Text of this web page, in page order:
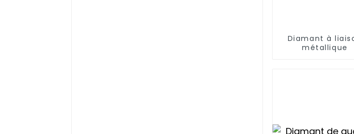
Diamant à
métallique